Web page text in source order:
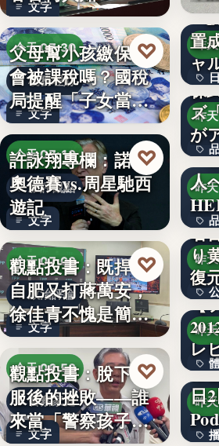
文字
今天 07:30
稅務理財
文字
父母幫小孩繳保費
會被課稅嗎？國稅
局提醒「子女當要
保人」恐…
♡
今天 07:10
影評觀點
文字
許詠翔專欄：諾蘭
奧德賽vs.周星馳西
遊記
♡
今天 07:00
政治評論
文字
觀點投書：既捍衛
自肥又打蔣萬安，
徐佳青不愧是簡舒
培的師父
♡
今天 06:50
警察家庭
文字
觀點投書：脫下制
服後的挫敗——誰
來當「警察孩子」
♡
催
昨
「
置
ャ
ァ
昨
株
ズ
が
ー
昨
「
人
業
昨
名
り
復
昨
【
レ
い
昨
俳
日